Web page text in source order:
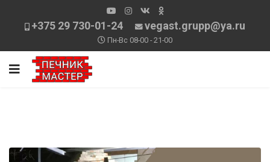
+375 29 730-01-24 vegast.grupp@ya.ru
Пн-Вс 08-00 - 21-00